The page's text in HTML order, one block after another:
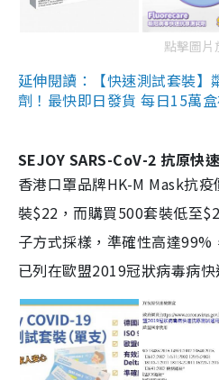
點擊圖片
延伸閱讀：【快速測試套裝】
劑！最快即日發貨 每日15萬
SEJOY SARS-CoV-2 抗原快
香港口罩品牌HK-M Mask抗
裝$22，而購買500套裝低至
子方式採樣，準確性高達
已列在歐盟2019冠狀病毒病